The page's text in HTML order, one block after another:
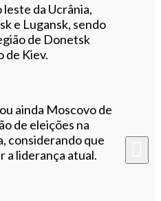
da Ucrânia,
e Lugansk, sendo
de Donetsk
de Kiev.
ainda Moscovo de
de eleições na
considerando que
a liderança atual.